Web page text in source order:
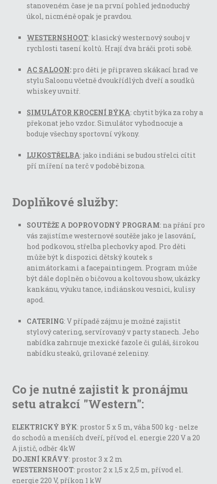
stanoveném čase je na první pohled jednoduchý
úkol, nicméně opak je pravdou.
WESTERNSHOOT: klasický westernový souboj v
rychlosti tasení koltů. Hrají dva hráči proti sobě.
AC SALOON: pro děti je připraven skákací hrad ve
stylu Saloonu včetně dvoukřídlých dveří a soudků
whiskey uvnitř.
SIMULÁTOR KROCENÍ BÝKA: chytit býka za rohy a
překonat jeho vzdor. Simulátor vyhodnocuje a
boduje všechny sportovní výkony.
LUKOSTŘELBA: jako indiáni se budou střelci cítit
pří míření na terč v podobě bizona.
Doplňkové služby:
SOUTĚŽE A DOPROVODNÝ PROGRAM: na přání pro
vás zajistíme westernové soutěže jako je lasování,
hod podkovou, střelba plechovky apod. Pro děti
může být k dispozici dětský koutek s
animátorkami a facepaintingem. Program může
být dále doplněn o bičovou a koltovou show, ukázky
kankánu, výuku tance, indiánskou vesnici, kulisy
apod.
CATERING: V případě zájmu je možné zajistit
stylový catering, servírovaný v party stanech. Jeho
nabídka zahrnuje mexické fazole či guláš, širokou
nabídku steaků, grilované zeleniny.
Co je nutné zajistit k pronájmu
setu atrakcí "Western":
ELEKTRICKÝ BÝK: prostor 5 x 5 m, váha 500 kg - nelze
do schodů a menších dveří, přívod el. energie 220 V a 20
A jistič, odběr 4kW
DOJENÍ KRÁVY: prostor 3 x 2 m
WESTERNSHOOT: prostor 2 x 1,5 x 2,5 m, přívod el.
energie 220 V, příkon 1 kW